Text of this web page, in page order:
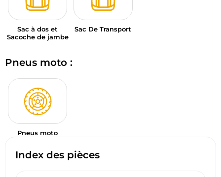
Index des pièces
Sac à dos et
Sacoche de jambe
Sac De Transport
Pneus moto :
Pneus moto